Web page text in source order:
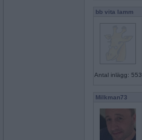
bb vita lamm
Antal inlägg: 553
Milkman73